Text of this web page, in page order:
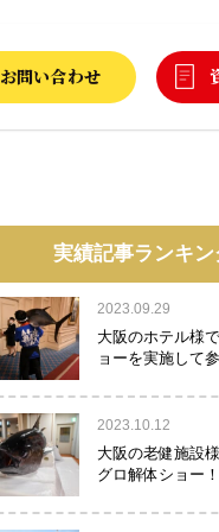
お問い合わせ
実績記事ランキン
2023.09.29
大阪のホテル様
ョーを実施して
2023.10.12
大阪の老健施設
グロ解体ショー！